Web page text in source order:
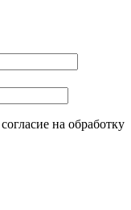
на обработку